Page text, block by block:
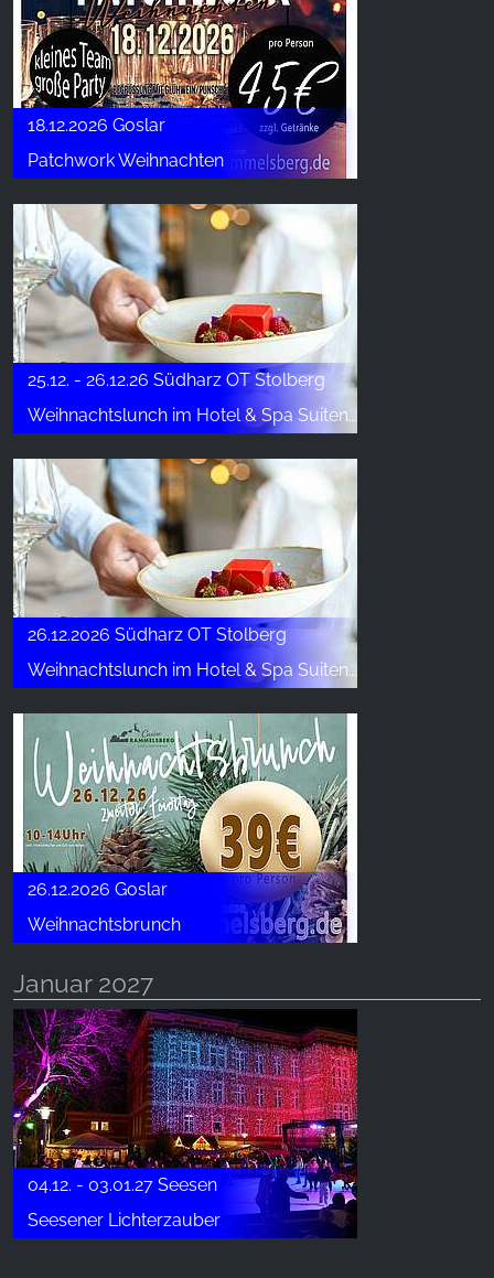
18.12.2026 Goslar
Patchwork Weihnachten
25.12. - 26.12.26 Südharz OT Stolberg
Weihnachtslunch im Hotel & Spa Suiten FreiWerk
26.12.2026 Südharz OT Stolberg
Weihnachtslunch im Hotel & Spa Suiten FreiWerk
26.12.2026 Goslar
Weihnachtsbrunch
Januar 2027
04.12. - 03.01.27 Seesen
Seesener Lichterzauber